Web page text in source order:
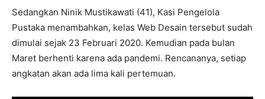
Sedangkan Ninik Mustikawati (41), Kasi Pengelola
Pustaka menambahkan, kelas Web Desain tersebut sudah
dimulai sejak 23 Februari 2020. Kemudian pada bulan
Maret berhenti karena ada pandemi. Rencananya, setiap
angkatan akan ada lima kali pertemuan.